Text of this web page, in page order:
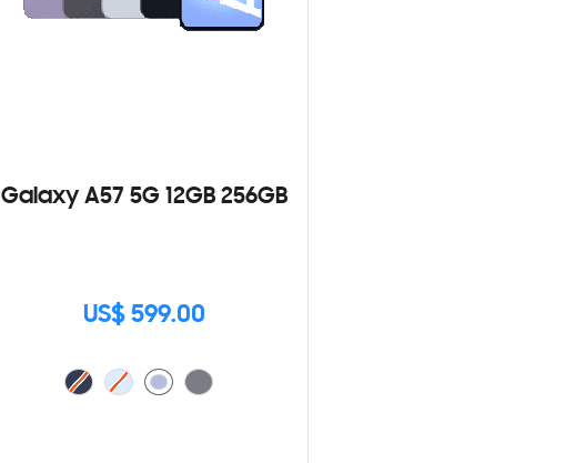
Galaxy A57 5G 12GB 256GB
US$ 599.00